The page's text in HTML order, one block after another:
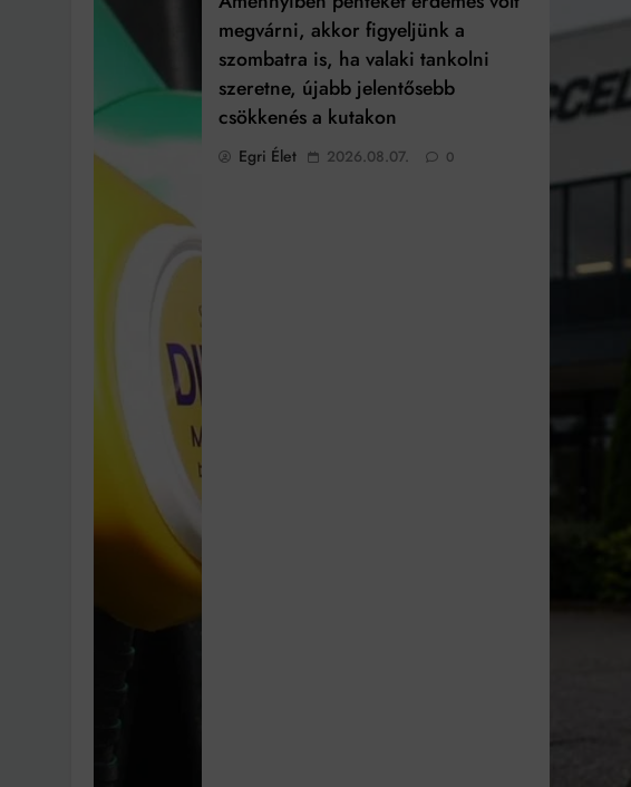
megvárni, akkor figyeljünk a
szombatra is, ha valaki tankolni
szeretne, újabb jelentősebb
csökkenés a kutakon
Egri Élet 2026.08.07. 0